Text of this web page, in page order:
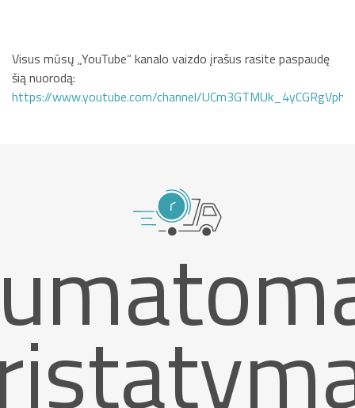
Visus mūsų „YouTube“ kanalo vaizdo įrašus rasite paspaudę
šią nuorodą:
https://www.youtube.com/channel/